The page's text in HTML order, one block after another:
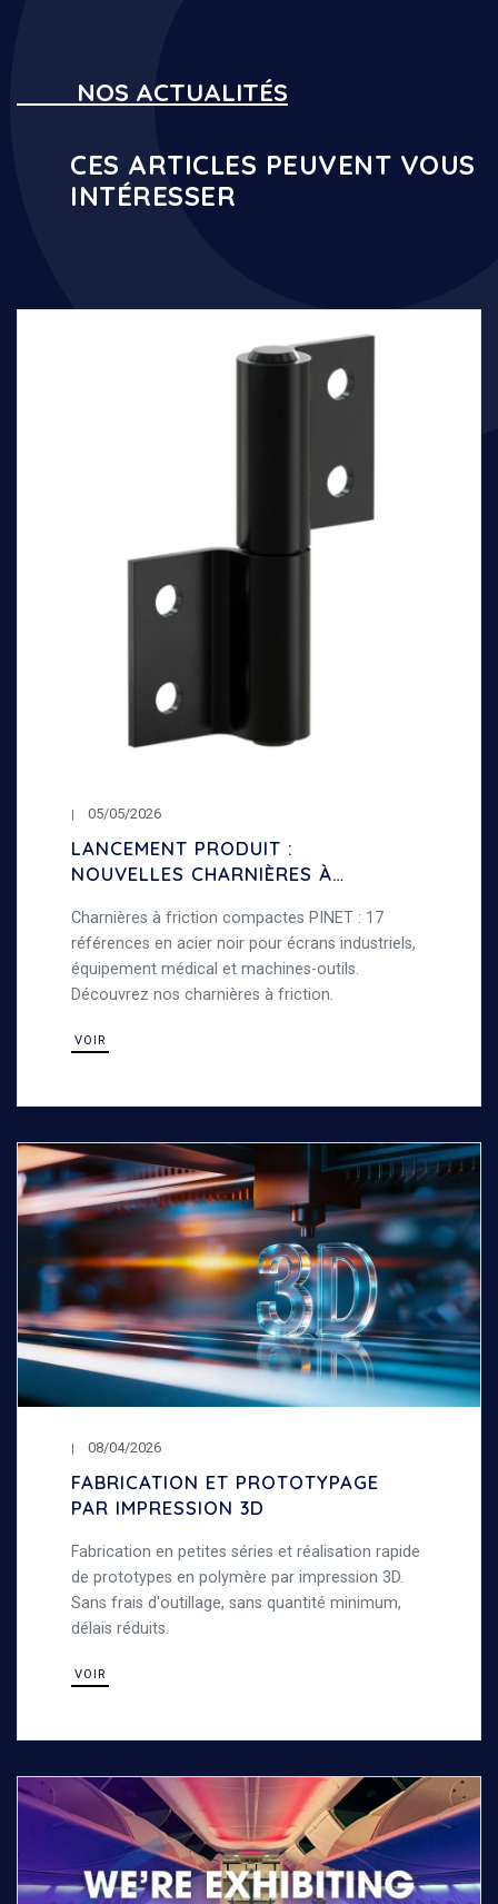
NOS ACTUALITÉS
CES ARTICLES PEUVENT VOUS
INTÉRESSER
05/05/2026
LANCEMENT PRODUIT :
NOUVELLES CHARNIÈRES À
Charnières à friction compactes PINET : 17
références en acier noir pour écrans industriels,
équipement médical et machines-outils.
Découvrez nos charnières à friction.
VOIR
08/04/2026
FABRICATION ET PROTOTYPAGE
PAR IMPRESSION 3D
Fabrication en petites séries et réalisation rapide
de prototypes en polymère par impression 3D.
Sans frais d'outillage, sans quantité minimum,
délais réduits.
VOIR